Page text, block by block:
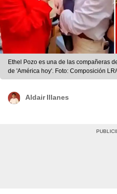
Ethel Pozo es una de las compañeras
de 'América hoy'. Foto: Composición
Aldair Illanes